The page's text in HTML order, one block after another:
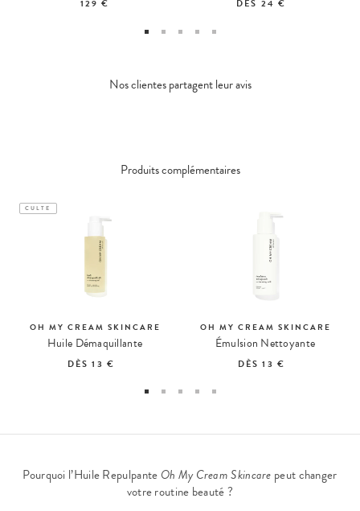
129 € DÈS 24 €
Nos clientes partagent leur avis
Produits complémentaires
CULTE
OH MY CREAM SKINCARE
Huile Démaquillante
DÈS13 €
OH MY CREAM SKINCARE
Émulsion Nettoyante
DÈS13 €
Pourquoi l’Huile Repulpante Oh My Cream Skincare peut changer
votre routine beauté ?